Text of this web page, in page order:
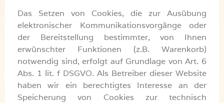
Das Setzen von Cookies, die zur Ausübung
elektronischer Kommunikationsvorgänge oder
der Bereitstellung bestimmter, von Ihnen
erwünschter Funktionen (z.B. Warenkorb)
notwendig sind, erfolgt auf Grundlage von Art. 6
Abs. 1 lit. f DSGVO. Als Betreiber dieser Website
haben wir ein berechtigtes Interesse an der
Speicherung von Cookies zur technisch